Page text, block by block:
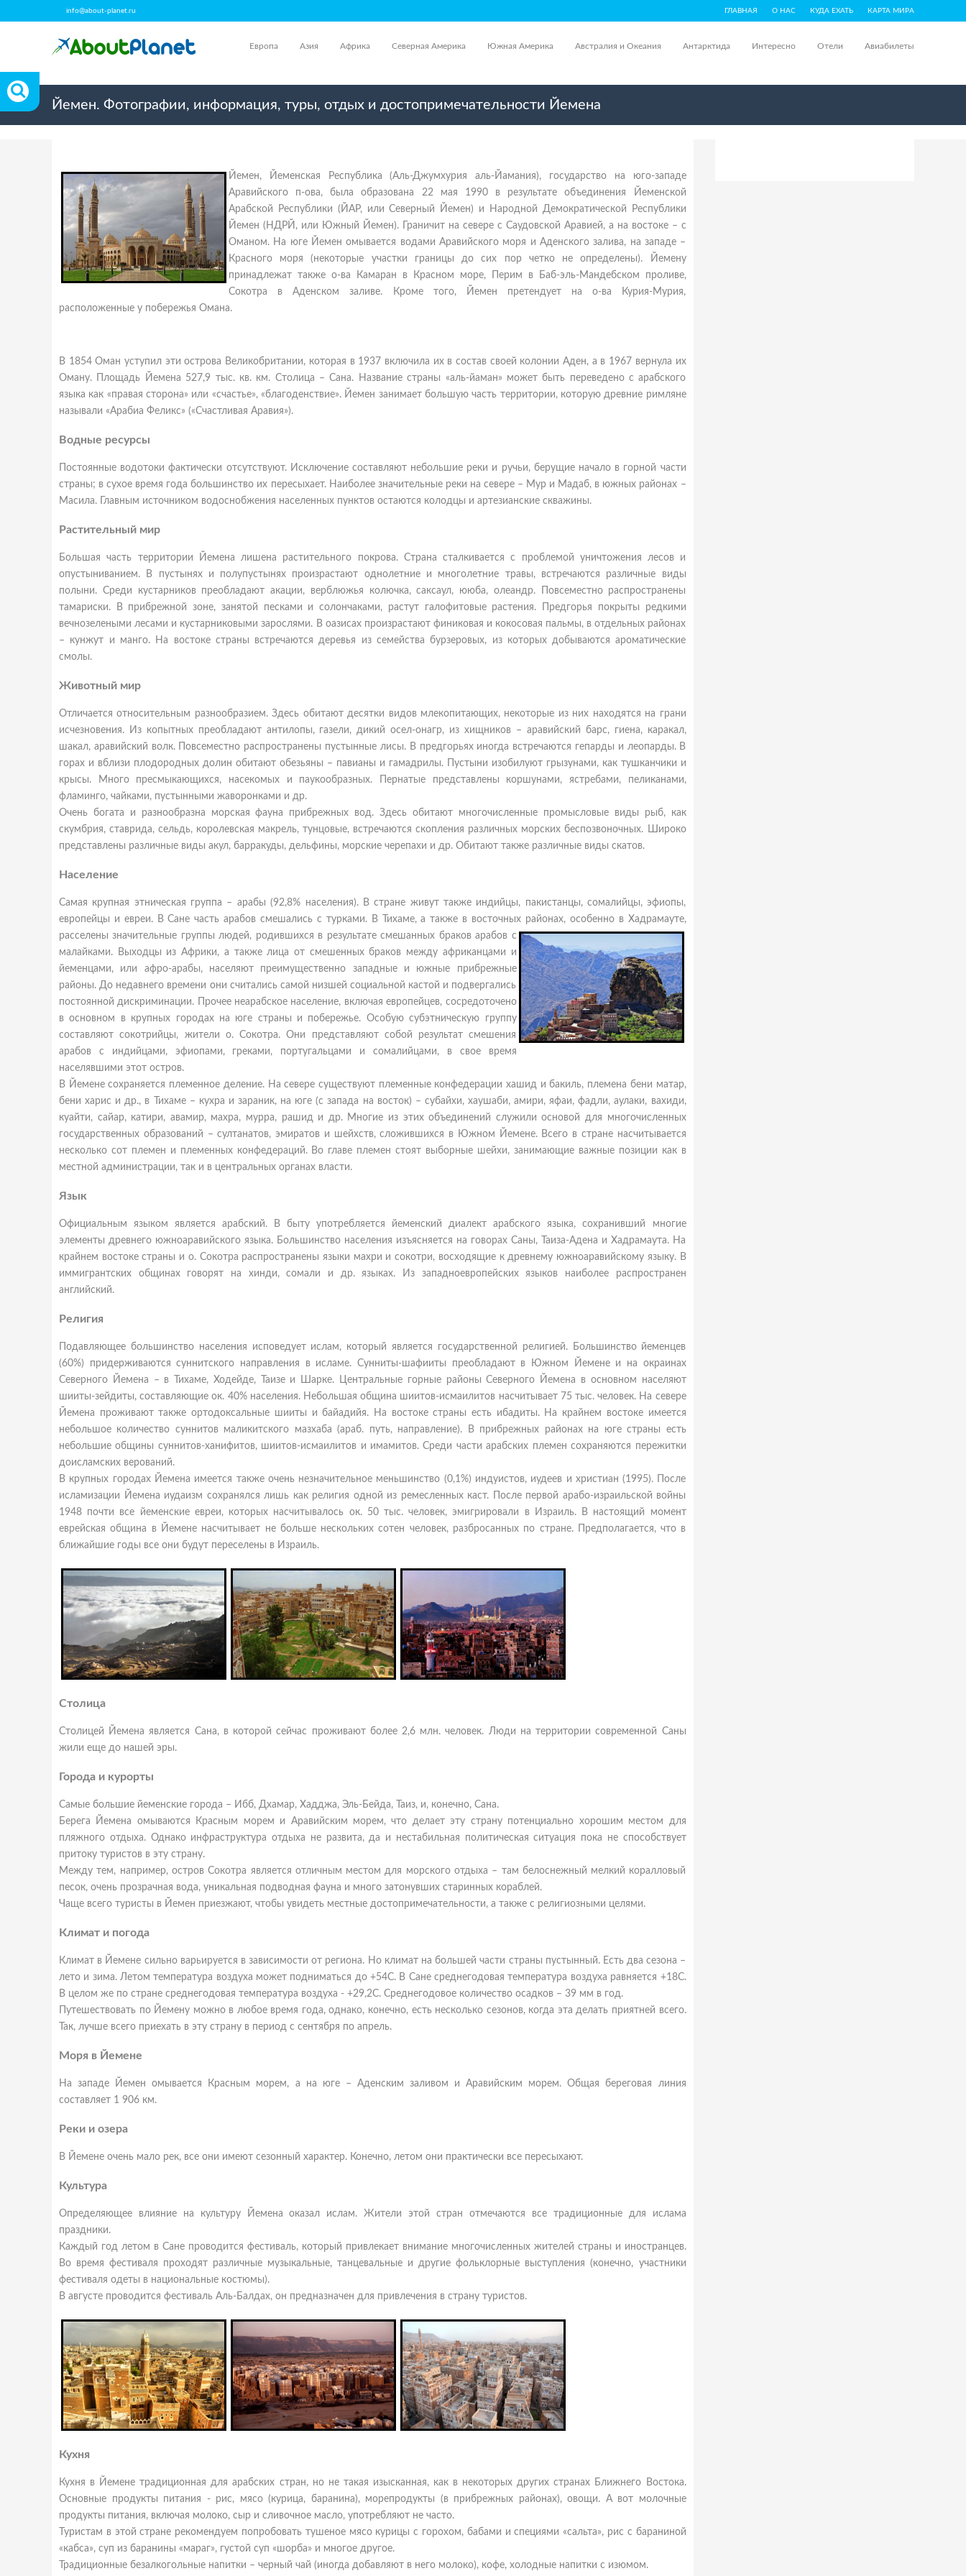
info@about-planet.ru ГЛАВНАЯ О НАС КУДА ЕХАТЬ КАРТА МИРА
Европа Азия Африка Северная Америка Южная Америка Австралия и Океания Антарктида Интересно Отели Авиабилеты
Йемен. Фотографии, информация, туры, отдых и достопримечательности Йемена
Йемен, Йеменская Республика (Аль-Джумхурия аль-Йамания), государство на юго-западе
Аравийского п-ова, была образована 22 мая 1990 в результате объединения Йеменской
Арабской Республики (ЙАР, или Северный Йемен) и Народной Демократической Республики
Йемен (НДРЙ, или Южный Йемен). Граничит на севере с Саудовской Аравией, а на востоке – с
Оманом. На юге Йемен омывается водами Аравийского моря и Аденского залива, на западе –
Красного моря (некоторые участки границы до сих пор четко не определены). Йемену
принадлежат также о-ва Камаран в Красном море, Перим в Баб-эль-Мандебском проливе,
Сокотра в Аденском заливе. Кроме того, Йемен претендует на о-ва Курия-Мурия,
расположенные у побережья Омана.
В 1854 Оман уступил эти острова Великобритании, которая в 1937 включила их в состав своей колонии Аден, а в 1967 вернула их
Оману. Площадь Йемена 527,9 тыс. кв. км. Столица – Сана. Название страны «аль-йаман» может быть переведено с арабского
языка как «правая сторона» или «счастье», «благоденствие». Йемен занимает большую часть территории, которую древние римляне
называли «Арабиа Феликс» («Счастливая Аравия»).
Водные ресурсы
Постоянные водотоки фактически отсутствуют. Исключение составляют небольшие реки и ручьи, берущие начало в горной части
страны; в сухое время года большинство их пересыхает. Наиболее значительные реки на севере – Мур и Мадаб, в южных районах –
Масила. Главным источником водоснобжения населенных пунктов остаются колодцы и артезианские скважины.
Растительный мир
Большая часть территории Йемена лишена растительного покрова. Страна сталкивается с проблемой уничтожения лесов и
опустыниванием. В пустынях и полупустынях произрастают однолетние и многолетние травы, встречаются различные виды
полыни. Среди кустарников преобладают акации, верблюжья колючка, саксаул, ююба, олеандр. Повсеместно распространены
тамариски. В прибрежной зоне, занятой песками и солончаками, растут галофитовые растения. Предгорья покрыты редкими
вечнозелеными лесами и кустарниковыми зарослями. В оазисах произрастают финиковая и кокосовая пальмы, в отдельных районах
– кунжут и манго. На востоке страны встречаются деревья из семейства бурзеровых, из которых добываются ароматические
смолы.
Животный мир
Отличается относительным разнообразием. Здесь обитают десятки видов млекопитающих, некоторые из них находятся на грани
исчезновения. Из копытных преобладают антилопы, газели, дикий осел-онагр, из хищников – аравийский барс, гиена, каракал,
шакал, аравийский волк. Повсеместно распространены пустынные лисы. В предгорьях иногда встречаются гепарды и леопарды. В
горах и вблизи плодородных долин обитают обезьяны – павианы и гамадрилы. Пустыни изобилуют грызунами, как тушканчики и
крысы. Много пресмыкающихся, насекомых и паукообразных. Пернатые представлены коршунами, ястребами, пеликанами,
фламинго, чайками, пустынными жаворонками и др.
Очень богата и разнообразна морская фауна прибрежных вод. Здесь обитают многочисленные промысловые виды рыб, как
скумбрия, ставрида, сельдь, королевская макрель, тунцовые, встречаются скопления различных морских беспозвоночных. Широко
представлены различные виды акул, барракуды, дельфины, морские черепахи и др. Обитают также различные виды скатов.
Население
Самая крупная этническая группа – арабы (92,8% населения). В стране живут также индийцы, пакистанцы, сомалийцы, эфиопы,
европейцы и евреи. В Сане часть арабов смешались с турками. В Тихаме, а также в восточных районах, особенно вХадрамауте,
расселены значительные группы людей, родившихся в результате смешанных браков арабов с
малайками. Выходцы из Африки, а также лица от смешенных браков между африканцами и
йеменцами, или афро-арабы, населяют преимущественно западные и южные прибрежные
районы. До недавнего времени они считались самой низшей социальной кастой и подвергались
постоянной дискриминации. Прочее неарабское население, включая европейцев, сосредоточено
в основном в крупных городах на юге страны и побережье. Особую субэтническую группу
составляют сокотрийцы, жители о. Сокотра. Они представляют собой результат смешения
арабов с индийцами, эфиопами, греками, португальцами и сомалийцами, в свое время
населявшими этот остров.
В Йемене сохраняется племенное деление. На севере существуют племенные конфедерации хашид и бакиль, племена бени матар,
бени харис и др., в Тихаме – кухра и зараник, на юге (с запада на восток) – субайхи, хаушаби, амири, яфаи, фадли, аулаки, вахиди,
куайти, сайар, катири, авамир, махра, мурра, рашид и др. Многие из этих объединений служили основой для многочисленных
государственных образований – султанатов, эмиратов и шейхств, сложившихся в Южном Йемене. Всего в стране насчитывается
несколько сот племен и племенных конфедераций. Во главе племен стоят выборные шейхи, занимающие важные позиции как в
местной администрации, так и в центральных органах власти.
Язык
Официальным языком является арабский. В быту употребляется йеменский диалект арабского языка, сохранивший многие
элементы древнего южноаравийского языка. Большинство населения изъясняется на говорах Саны, Таиза-Адена и Хадрамаута. На
крайнем востоке страны и о. Сокотра распространены языки махри и сокотри, восходящие к древнему южноаравийскому языку. В
иммигрантских общинах говорят на хинди, сомали и др. языках. Из западноевропейских языков наиболее распространен
английский.
Религия
Подавляющее большинство населения исповедует ислам, который является государственной религией. Большинство йеменцев
(60%) придерживаются суннитского направления в исламе. Сунниты-шафииты преобладают в Южном Йемене и на окраинах
Северного Йемена – в Тихаме, Ходейде, Таизе и Шарке. Центральные горные районы Северного Йемена в основном населяют
шииты-зейдиты, составляющие ок. 40% населения. Небольшая община шиитов-исмаилитов насчитывает 75 тыс. человек. На севере
Йемена проживают также ортодоксальные шииты и байадийя. На востоке страны есть ибадиты. На крайнем востоке имеется
небольшое количество суннитов маликитского мазхаба (араб. путь, направление). В прибрежных районах на юге страны есть
небольшие общины суннитов-ханифитов, шиитов-исмаилитов и имамитов. Среди части арабских племен сохраняются пережитки
доисламских верований.
В крупных городах Йемена имеется также очень незначительное меньшинство (0,1%) индуистов, иудеев и христиан (1995). После
исламизации Йемена иудаизм сохранялся лишь как религия одной из ремесленных каст. После первой арабо-израильской войны
1948 почти все йеменские евреи, которых насчитывалось ок. 50 тыс. человек, эмигрировали в Израиль. В настоящий момент
еврейская община в Йемене насчитывает не больше нескольких сотен человек, разбросанных по стране. Предполагается, что в
ближайшие годы все они будут переселены в Израиль.
Столица
Столицей Йемена является Сана, в которой сейчас проживают более 2,6 млн. человек. Люди на территории современной Саны
жили еще до нашей эры.
Города и курорты
Самые большие йеменские города – Ибб, Дхамар, Хадджа, Эль-Бейда, Таиз, и, конечно, Сана.
Берега Йемена омываются Красным морем и Аравийским морем, что делает эту страну потенциально хорошим местом для
пляжного отдыха. Однако инфраструктура отдыха не развита, да и нестабильная политическая ситуация пока не способствует
притоку туристов в эту страну.
Между тем, например, остров Сокотра является отличным местом для морского отдыха – там белоснежный мелкий коралловый
песок, очень прозрачная вода, уникальная подводная фауна и много затонувших старинных кораблей.
Чаще всего туристы в Йемен приезжают, чтобы увидеть местные достопримечательности, а также с религиозными целями.
Климат и погода
Климат в Йемене сильно варьируется в зависимости от региона. Но климат на большей части страны пустынный. Есть два сезона –
лето и зима. Летом температура воздуха может подниматься до +54С. В Сане среднегодовая температура воздуха равняется +18С.
В целом же по стране среднегодовая температура воздуха - +29,2С. Среднегодовое количество осадков – 39 мм в год.
Путешествовать по Йемену можно в любое время года, однако, конечно, есть несколько сезонов, когда эта делать приятней всего.
Так, лучше всего приехать в эту страну в период с сентября по апрель.
Моря в Йемене
На западе Йемен омывается Красным морем, а на юге – Аденским заливом и Аравийским морем. Общая береговая линия
составляет 1 906 км.
Реки и озера
В Йемене очень мало рек, все они имеют сезонный характер. Конечно, летом они практически все пересыхают.
Культура
Определяющее влияние на культуру Йемена оказал ислам. Жители этой стран отмечаются все традиционные для ислама
праздники.
Каждый год летом в Сане проводится фестиваль, который привлекает внимание многочисленных жителей страны и иностранцев.
Во время фестиваля проходят различные музыкальные, танцевальные и другие фольклорные выступления (конечно, участники
фестиваля одеты в национальные костюмы).
В августе проводится фестиваль Аль-Балдах, он предназначен для привлечения в страну туристов.
Кухня
Кухня в Йемене традиционная для арабских стран, но не такая изысканная, как в некоторых других странах Ближнего Востока.
Основные продукты питания - рис, мясо (курица, баранина), морепродукты (в прибрежных районах), овощи. А вот молочные
продукты питания, включая молоко, сыр и сливочное масло, употребляют не часто.
Туристам в этой стране рекомендуем попробовать тушеное мясо курицы с горохом, бабами и специями «сальта», рис с бараниной
«кабса», суп из баранины «мараг», густой суп «шорба» и многое другое.
Традиционные безалкогольные напитки – черный чай (иногда добавляют в него молоко), кофе, холодные напитки с изюмом.